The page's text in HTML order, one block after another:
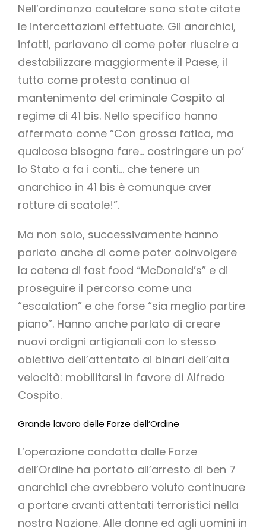
Nell’ordinanza cautelare sono state citate
le intercettazioni effettuate. Gli anarchici,
infatti, parlavano di come poter riuscire a
destabilizzare maggiormente il Paese, il
tutto come protesta continua al
mantenimento del criminale Cospito al
regime di 41 bis. Nello specifico hanno
affermato come “Con grossa fatica, ma
qualcosa bisogna fare… costringere un po’
lo Stato a fa i conti… che tenere un
anarchico in 41 bis è comunque aver
rotture di scatole!”.
Ma non solo, successivamente hanno
parlato anche di come poter coinvolgere
la catena di fast food “McDonald’s” e di
proseguire il percorso come una
“escalation” e che forse “sia meglio partire
piano”. Hanno anche parlato di creare
nuovi ordigni artigianali con lo stesso
obiettivo dell’attentato ai binari dell’alta
velocità: mobilitarsi in favore di Alfredo
Cospito.
Grande lavoro delle Forze dell’Ordine
L’operazione condotta dalle Forze
dell’Ordine ha portato all’arresto di ben 7
anarchici che avrebbero voluto continuare
a portare avanti attentati terroristici nella
nostra Nazione. Alle donne ed agli uomini in